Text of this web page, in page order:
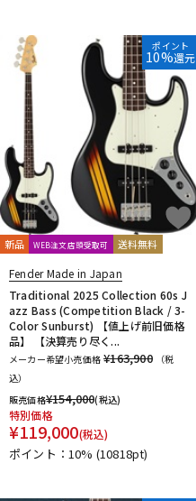
ポイント
10%還元
新品 WEB注文店頭受取可 送料無料
Fender Made in Japan
Traditional 2025 Collection 60s J
azz Bass (Competition Black / 3-
Color Sunburst) 【値上げ前旧価格
品】 【決算売り尽く...
メーカー希望小売価格 ¥163,900
（税
込）
販売価格¥154,000(税込)
特別価格
¥119,000(税込)
ポイント：10% (10818pt)